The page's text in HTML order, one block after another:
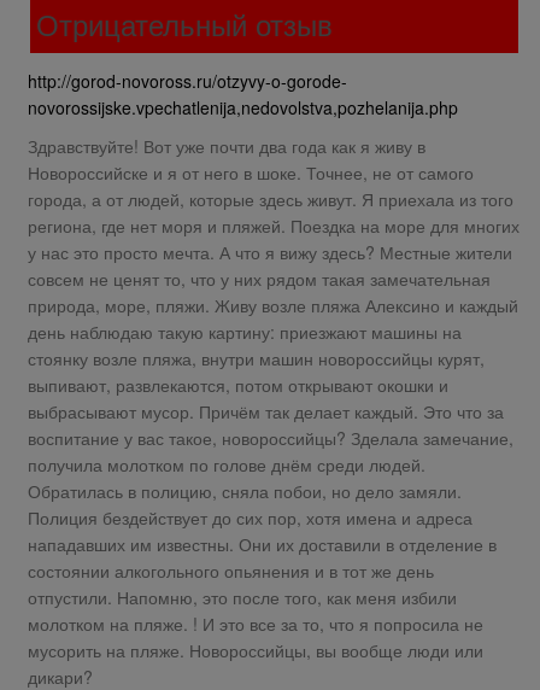
Отрицательный отзыв
http://gorod-novoross.ru/otzyvy-o-gorode-
novorossijske.vpechatlenija,nedovolstva,pozhelanija.php
Здравствуйте! Вот уже почти два года как я живу в
Новороссийске и я от него в шоке. Точнее, не от самого
города, а от людей, которые здесь живут. Я приехала из того
региона, где нет моря и пляжей. Поездка на море для многих
у нас это просто мечта. А что я вижу здесь? Местные жители
совсем не ценят то, что у них рядом такая замечательная
природа, море, пляжи. Живу возле пляжа Алексино и каждый
день наблюдаю такую картину: приезжают машины на
стоянку возле пляжа, внутри машин новороссийцы курят,
выпивают, развлекаются, потом открывают окошки и
выбрасывают мусор. Причём так делает каждый. Это что за
воспитание у вас такое, новороссийцы? Зделала замечание,
получила молотком по голове днём среди людей.
Обратилась в полицию, сняла побои, но дело замяли.
Полиция бездействует до сих пор, хотя имена и адреса
нападавших им известны. Они их доставили в отделение в
состоянии алкогольного опьянения и в тот же день
отпустили. Напомню, это после того, как меня избили
молотком на пляже. ! И это все за то, что я попросила не
мусорить на пляже. Новороссийцы, вы вообще люди или
дикари?